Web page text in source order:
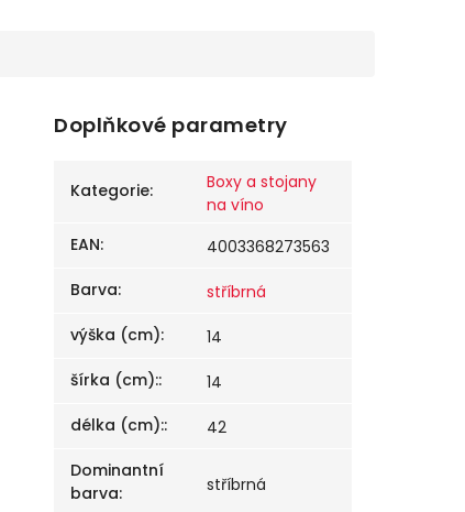
Doplňkové parametry
Kategorie:
Boxy a stojany
na víno
EAN:
4003368273563
Barva:
stříbrná
výška (cm):
14
šírka (cm)::
14
délka (cm)::
42
Dominantní
barva: stříbrná